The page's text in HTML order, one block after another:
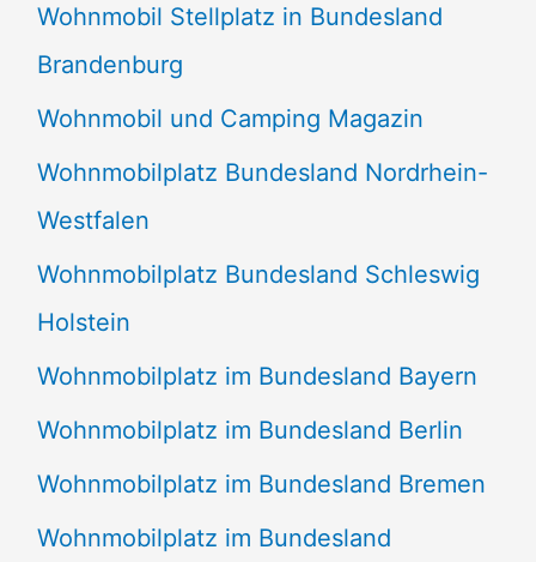
Wohnmobil Stellplatz in Bundesland
Brandenburg
Wohnmobil und Camping Magazin
Wohnmobilplatz Bundesland Nordrhein-
Westfalen
Wohnmobilplatz Bundesland Schleswig
Holstein
Wohnmobilplatz im Bundesland Bayern
Wohnmobilplatz im Bundesland Berlin
Wohnmobilplatz im Bundesland Bremen
Wohnmobilplatz im Bundesland